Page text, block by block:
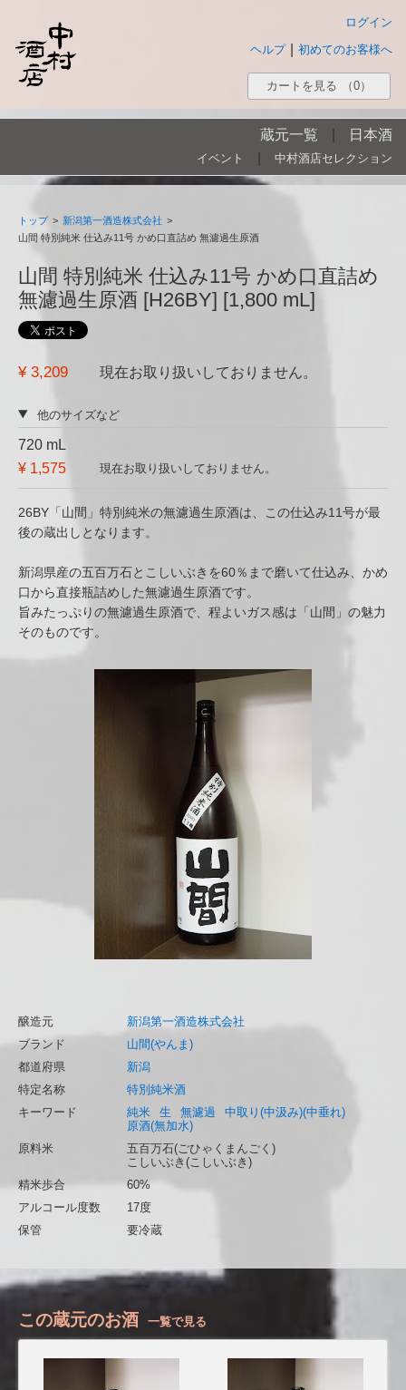
ログイン
初めてのお客様へ
ヘルプ
カートを見る （0）
蔵元一覧 日本酒
イベント 中村酒店セレクション
トップ > 新潟第一酒造株式会社 >
山間 特別純米 仕込み11号 かめ口直詰め 無濾過生原酒
山間 特別純米 仕込み11号 かめ口直詰め
無濾過生原酒 [H26BY] [1,800 mL]
¥ 3,209 現在お取り扱いしておりません。
他のサイズなど
720 mL
¥ 1,575
現在お取り扱いしておりません。
26BY「山間」特別純米の無濾過生原酒は、この仕込み11号が最
後の蔵出しとなります。
新潟県産の五百万石とこしいぶきを60％まで磨いて仕込み、かめ
口から直接瓶詰めした無濾過生原酒です。
旨みたっぷりの無濾過生原酒で、程よいガス感は「山間」の魅力
そのものです。
醸造元
新潟第一酒造株式会社
ブランド
山間(やんま)
都道府県
新潟
特定名称
特別純米酒
キーワード
純米 生 無濾過
中取り(中汲み)(中垂れ)
原酒(無加水)
原料米
五百万石(ごひゃくまんごく)
こしいぶき(こしいぶき)
精米歩合
60%
アルコール度数
17度
保管
要冷蔵
この蔵元のお酒 一覧で見る